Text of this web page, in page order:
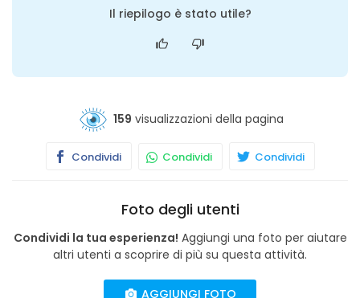
Il riepilogo è stato utile?
159 visualizzazioni della pagina
Condividi Condividi Condividi
Foto degli utenti
Condividi la tua esperienza! Aggiungi una foto per aiutare
altri utenti a scoprire di più su questa attività.
AGGIUNGI FOTO